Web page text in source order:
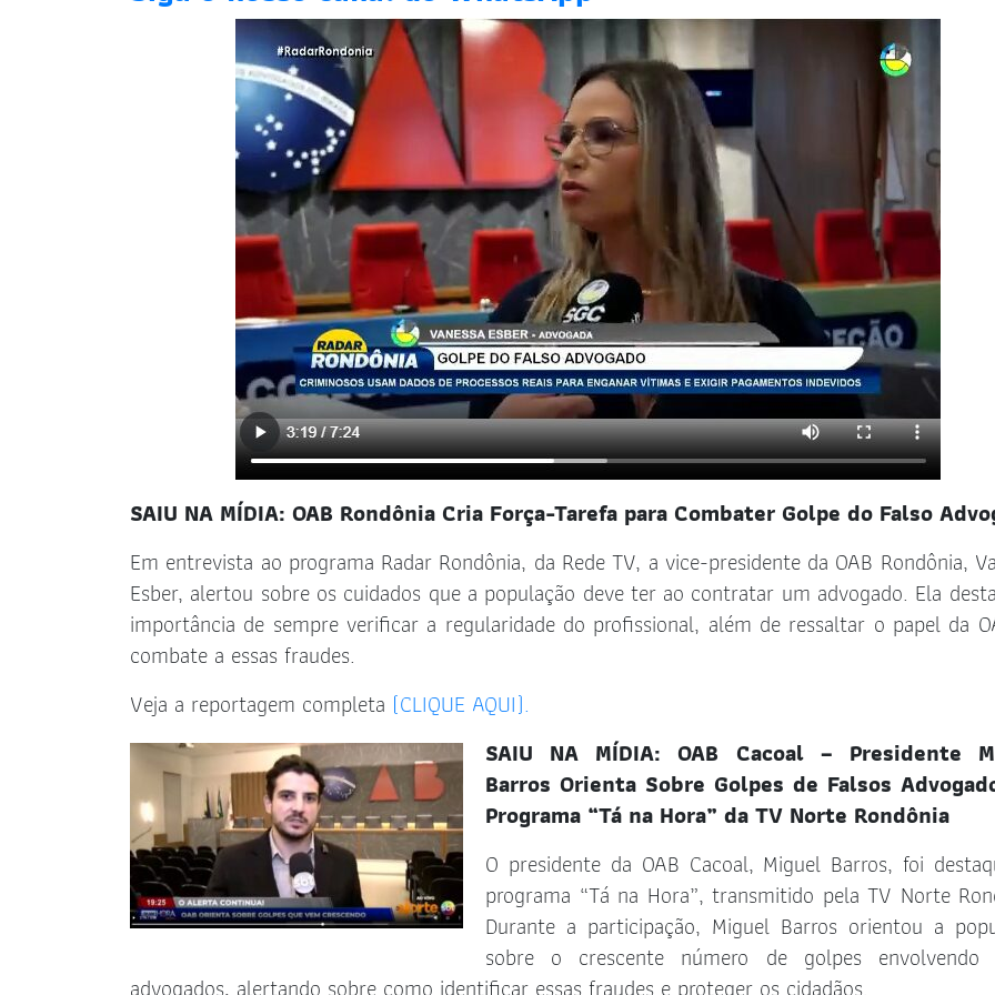
Solicitação de Certificado de
Aprovação
Manual da Jovem Advocacia
Manual do estágio
INSS Digital
Guichê Previdenciário – Virtual
Informes do Judiciário
Parlatório Virtual
Requerimento de Acionamento
dos Honorários Advocatícios
Requerimento de Acionamento
das Prerrogativas
Artigos
Notas de Pesar
Clipping OAB
Informes do Judiciário
SAIU NA MÍDIA: OAB Rondônia Cria Força-Tarefa para Combater Golpe do Falso
Em entrevista ao programa Radar Rondônia, da Rede TV, a vice-presidente da OAB Rondônia,
Esber, alertou sobre os cuidados que a população deve ter ao contratar um advogado. Ela
importância de sempre verificar a regularidade do profissional, além de ressaltar o papel da
combate a essas fraudes.
Veja a reportagem completa (CLIQUE AQUI).
SAIU NA MÍDIA: OAB Cacoal – Presidente
Barros Orienta Sobre Golpes de Falsos
Programa “Tá na Hora” da TV Norte Rondônia
O presidente da OAB Cacoal, Miguel Barros, foi
programa “Tá na Hora”, transmitido pela TV Norte
Durante a participação, Miguel Barros orientou a
sobre o crescente número de golpes envolvendo